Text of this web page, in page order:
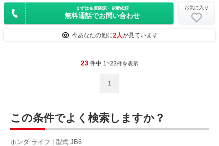
まずは在庫確認・見積依頼
無料通話でお問い合わせ
お気に入り
今あなたの他に2人が見ています
23 件中 1~23件を表示
1
この条件でよく検索しますか？
ホンダ ライフ | 型式 JB6